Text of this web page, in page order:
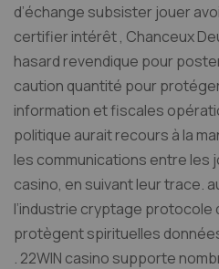
d’échange subsister jouer
certifier intérêt , Chanceux
hasard revendique pour
caution quantité pour
information et fiscales
politique aurait recours à la
les communications entre les
casino, en suivant leur trace.
l’industrie cryptage protocole
protègent spirituelles
. 22WIN casino supporte